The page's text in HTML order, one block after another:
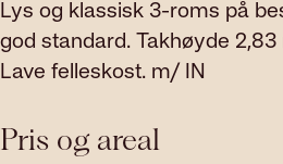
Lys og klassisk 3-roms på
god standard. Takhøyde
Lave felleskost. m/ IN
Pris og areal